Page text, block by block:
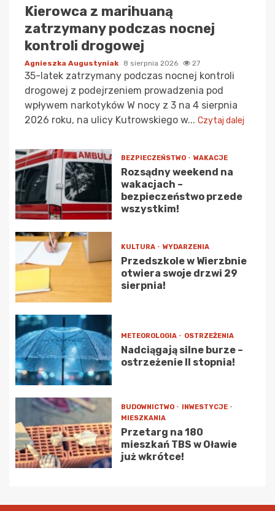
Kierowca z marihuaną
zatrzymany podczas nocnej
kontroli drogowej
Agnieszka Augustyniak 8 sierpnia 2026 27
35-latek zatrzymany podczas nocnej kontroli
drogowej z podejrzeniem prowadzenia pod
wpływem narkotyków W nocy z 3 na 4 sierpnia
2026 roku, na ulicy Kutrowskiego w... Czytaj dalej
BEZPIECZEŃSTWO WAKACJE
Rozsądny weekend na
wakacjach –
bezpieczeństwo przede
wszystkim!
KULTURA WYDARZENIA
Przedszkole w Wierzbnie
otwiera swoje drzwi 29
sierpnia!
METEOROLOGIA OSTRZEŻENIA
Nadciągają silne burze –
ostrzeżenie II stopnia!
BUDOWNICTWO
INWESTYCJE
MIESZKANIA
Przetarg na 180
mieszkań TBS w Oławie
już wkrótce!